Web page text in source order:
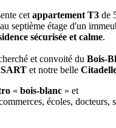
cet appartement T3 de
septième étage d'un
sécurisée et calme.
et convoité du Bois-
et notre belle
« bois-blanc » et
écoles, docteurs,